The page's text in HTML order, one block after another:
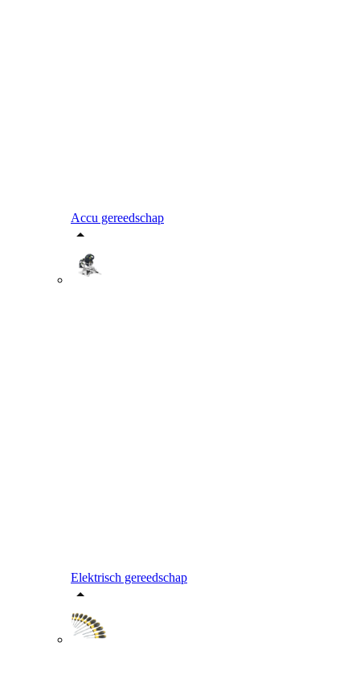
Accu gereedschap
Elektrisch gereedschap